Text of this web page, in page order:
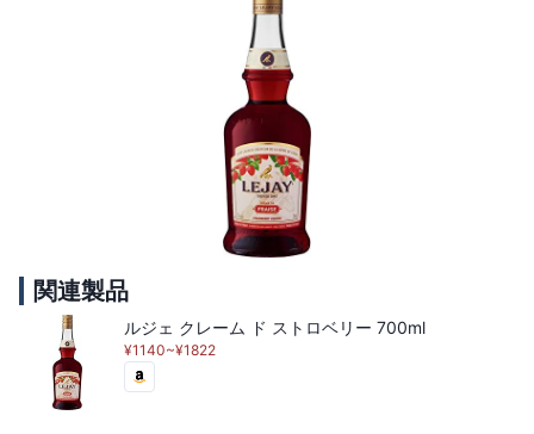
関連製品
ルジェ クレーム ド ストロベリー 700ml
¥1140~¥1822